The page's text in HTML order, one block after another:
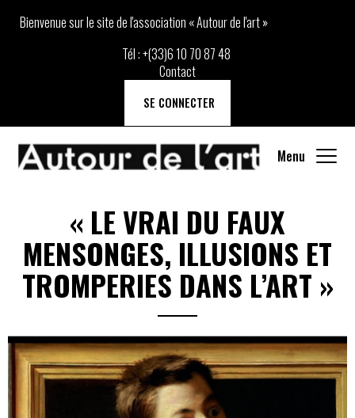
Bienvenue sur le site de l'association « Autour de l'art »
Tél :+(33)6 10 70 87 48
Contact
SE CONNECTER
Menu
« LE VRAI DU FAUX
MENSONGES, ILLUSIONS ET
TROMPERIES DANS L’ART »